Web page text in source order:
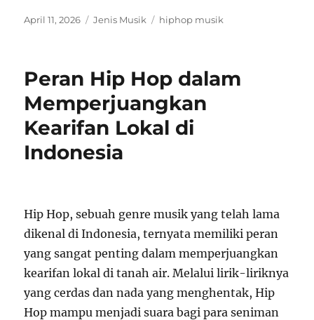
Posted
April 11, 2026 Categories
Jenis Musik Tags
hiphop musik
Peran Hip Hop dalam
Memperjuangkan
Kearifan Lokal di
Indonesia
Hip Hop, sebuah genre musik yang telah lama
dikenal di Indonesia, ternyata memiliki peran
yang sangat penting dalam memperjuangkan
kearifan lokal di tanah air. Melalui lirik-liriknya
yang cerdas dan nada yang menghentak, Hip
Hop mampu menjadi suara bagi para seniman